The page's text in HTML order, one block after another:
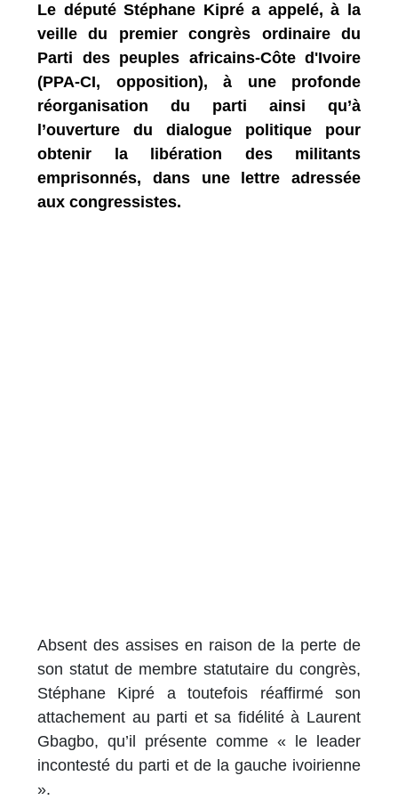
Le député Stéphane Kipré a appelé, à la
veille du premier congrès ordinaire du
Parti des peuples africains-Côte d'Ivoire
(PPA-CI, opposition), à une profonde
réorganisation du parti ainsi qu’à
l’ouverture du dialogue politique pour
obtenir la libération des militants
emprisonnés, dans une lettre adressée
aux congressistes.
Absent des assises en raison de la perte de
son statut de membre statutaire du congrès,
Stéphane Kipré a toutefois réaffirmé son
attachement au parti et sa fidélité à Laurent
Gbagbo, qu’il présente comme « le leader
incontesté du parti et de la gauche ivoirienne
».